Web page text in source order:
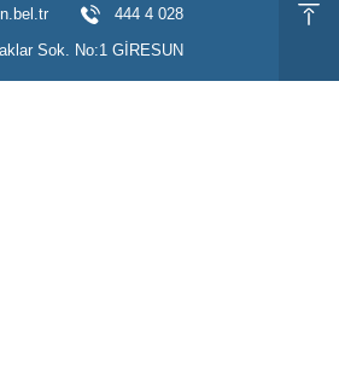
444 4 028
Sok. No:1 GİRESUN